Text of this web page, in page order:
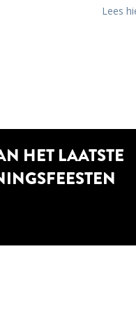
Lees
HET LAATSTE